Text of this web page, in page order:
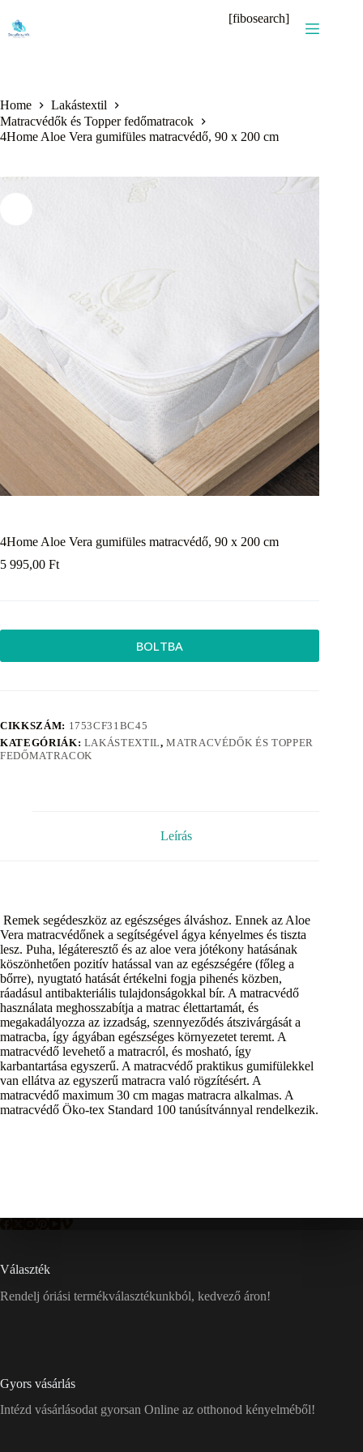
content
[fibosearch]
Home
Lakástextil
Matracvédők és Topper fedőmatracok
4Home Aloe Vera gumifüles matracvédő, 90 x 200 cm
4Home Aloe Vera gumifüles matracvédő, 90 x 200 cm
5 995,00 Ft
BOLTBA
CIKKSZÁM: 1753CF31BC45
KATEGÓRIÁK: LAKÁSTEXTIL,MATRACVÉDŐK ÉS TOPPER
FEDŐMATRACOK
Leírás
Remek segédeszköz az egészséges álváshoz. Ennek az Aloe
Vera matracvédőnek a segítségével ágya kényelmes és tiszta
lesz. Puha, légáteresztő és az aloe vera jótékony hatásának
köszönhetően pozitív hatással van az egészségére (főleg a
bőrre), nyugtató hatását értékelni fogja pihenés közben,
ráadásul antibakteriális tulajdonságokkal bír. A matracvédő
használata meghosszabítja a matrac élettartamát, és
megakadályozza az izzadság, szennyeződés átszivárgását a
matracba, így ágyában egészséges környezetet teremt. A
matracvédő levehető a matracról, és mosható, így
karbantartása egyszerű. A matracvédő praktikus gumifülekkel
van ellátva az egyszerű matracra való rögzítésért. A
matracvédő maximum 30 cm magas matracra alkalmas. A
matracvédő Öko-tex Standard 100 tanúsítvánnyal rendelkezik.
Választék
Rendelj óriási termékválasztékunkból, kedvező áron!
Gyors vásárlás
Intézd vásárlásodat gyorsan Online az otthonod kényelméből!